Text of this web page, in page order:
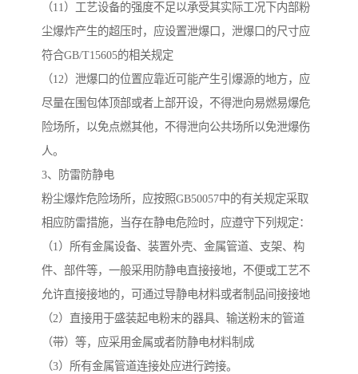
（11）工艺设备的强度不足以承受其实际工况下内部粉
尘爆炸产生的超压时，应设置泄爆口，泄爆口的尺寸应
符合GB/T15605的相关规定
（12）泄爆口的位置应靠近可能产生引爆源的地方，应
尽量在围包体顶部或者上部开设，不得泄向易燃易爆危
险场所，以免点燃其他，不得泄向公共场所以免泄爆伤
人。
3、防雷防静电
粉尘爆炸危险场所，应按照GB50057中的有关规定采取
相应防雷措施，当存在静电危险时，应遵守下列规定：
（1）所有金属设备、装置外壳、金属管道、支架、构
件、部件等，一般采用防静电直接接地，不便或工艺不
允许直接接地的，可通过导静电材料或者制品间接接地
（2）直接用于盛装起电粉末的器具、输送粉末的管道
（带）等，应采用金属或者防静电材料制成
（3）所有金属管道连接处应进行跨接。